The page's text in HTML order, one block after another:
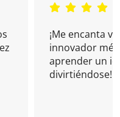
¡Me encanta
innovador
aprender un
divirtiéndose!